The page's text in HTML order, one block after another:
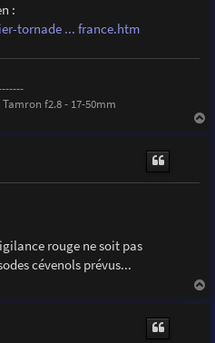
:
tornade ... france.htm
f2.8 - 17-50mm
rouge ne soit pas
cévenols prévus...